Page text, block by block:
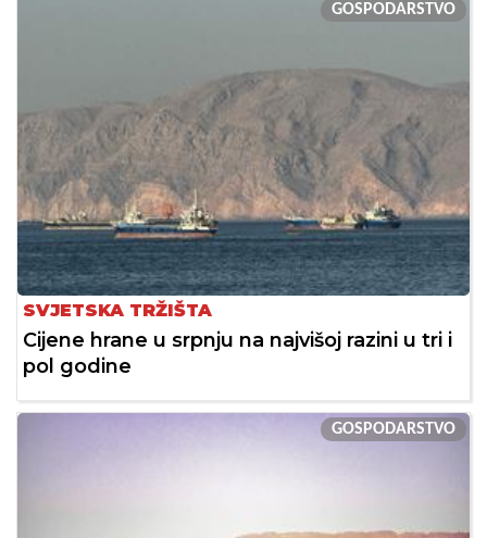
GOSPODARSTVO
SVJETSKA TRŽIŠTA
Cijene hrane u srpnju na najvišoj razini u tri i
pol godine
GOSPODARSTVO